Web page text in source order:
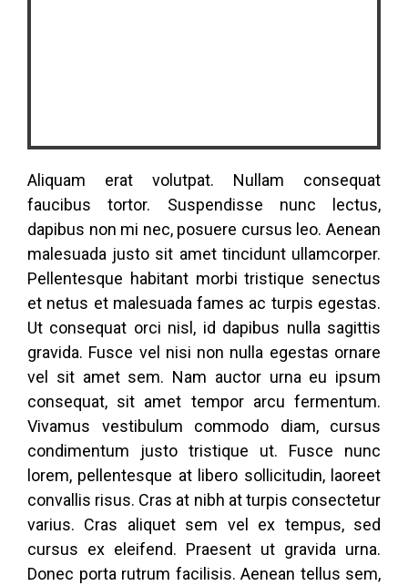
Aliquam erat volutpat. Nullam consequat
faucibus tortor. Suspendisse nunc lectus,
dapibus non mi nec, posuere cursus leo. Aenean
malesuada justo sit amet tincidunt ullamcorper.
Pellentesque habitant morbi tristique senectus
et netus et malesuada fames ac turpis egestas.
Ut consequat orci nisl, id dapibus nulla sagittis
gravida. Fusce vel nisi non nulla egestas ornare
vel sit amet sem. Nam auctor urna eu ipsum
consequat, sit amet tempor arcu fermentum.
Vivamus vestibulum commodo diam, cursus
condimentum justo tristique ut. Fusce nunc
lorem, pellentesque at libero sollicitudin, laoreet
convallis risus. Cras at nibh at turpis consectetur
varius. Cras aliquet sem vel ex tempus, sed
cursus ex eleifend. Praesent ut gravida urna.
Donec porta rutrum facilisis. Aenean tellus sem,